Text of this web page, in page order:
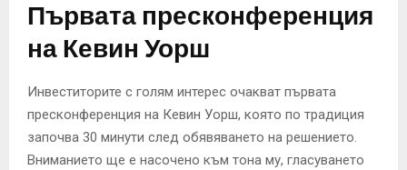
Първата пресконференция
на Кевин Уорш
Инвеститорите с голям интерес очакват първата
пресконференция на Кевин Уорш, която по традиция
започва 30 минути след обявяването на решението.
Вниманието ще е насочено към тона му, гласуването